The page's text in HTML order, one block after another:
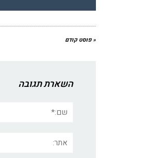
« פוסט קודם
השארת תגובה